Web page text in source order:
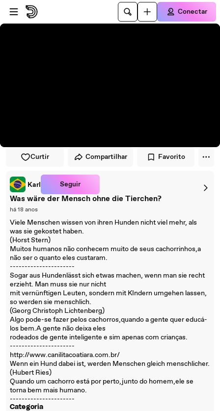
Pular para o player
Ir para o conteúdo principal
Conectar
Curtir Compartilhar Favorito
Karl Seguir
Was wäre der Mensch ohne die Tierchen?
há 18 anos
Viele Menschen wissen von ihren Hunden nicht viel mehr, als
was sie gekostet haben.
(Horst Stern)
Muitos humanos não conhecem muito de seus cachorrinhos,a
não ser o quanto eles custaram.
----------------------
Sogar aus Hundenlässt sich etwas machen, wenn man sie recht
erzieht. Man muss sie nur nicht
mit vernünftigen Leuten, sondern mit KIndern umgehen lassen,
so werden sie menschlich.
(Georg Christoph Lichtenberg)
Algo pode-se fazer pelos cachorros,quando a gente quer educá-
los bem.A gente não deixa eles
rodeados de gente inteligente e sim apenas com crianças.
----------------------
http://www.canilitacoatiara.com.br/
Wenn ein Hund dabei ist, werden Menschen gleich menschlicher.
(Hubert Ries)
Quando um cachorro está por perto,junto do homem,ele se
torna bem mais humano.
----------------------
Categoria